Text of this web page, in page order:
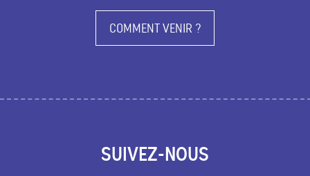
COMMENT VENIR ?
SUIVEZ-NOUS